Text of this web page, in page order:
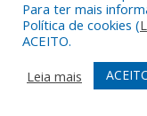
Portaria Nº
Portaria Nº
Portaria Nº
Para ter mais
Política de cookies (
ACEITO.
Leia mais